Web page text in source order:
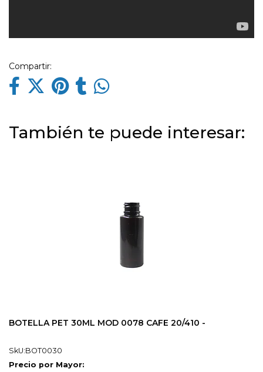
Compartir:
También te puede interesar:
BOTELLA PET 30ML MOD 0078 CAFE 20/410 -
SkU:BOT0030
Precio por Mayor: